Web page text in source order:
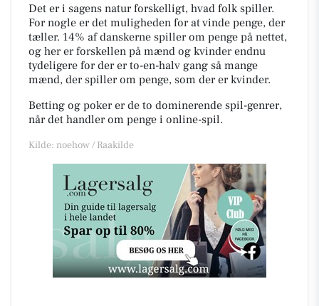
Det er i sagens natur forskelligt, hvad folk spiller.
For nogle er det muligheden for at vinde penge, der
tæller. 14% af danskerne spiller om penge på nettet,
og her er forskellen på mænd og kvinder endnu
tydeligere for der er to-en-halv gang så mange
mænd, der spiller om penge, som der er kvinder.
Betting og poker er de to dominerende spil-genrer,
når det handler om penge i online-spil.
Kilde: noehow / Raakilde